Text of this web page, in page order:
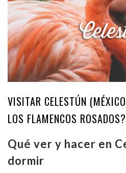
VISITAR CELESTÚN
LOS FLAMENCOS ROSADOS?
Qué ver y hacer en
dormir